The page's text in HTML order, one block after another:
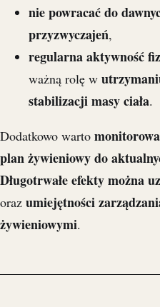
nie powracać do
przyzwyczajeń,
regularna aktywność
ważną rolę w
stabilizacji masy ciała.
Dodatkowo warto
plan żywieniowy do
Długotrwałe efekty można
oraz umiejętności
żywieniowymi.